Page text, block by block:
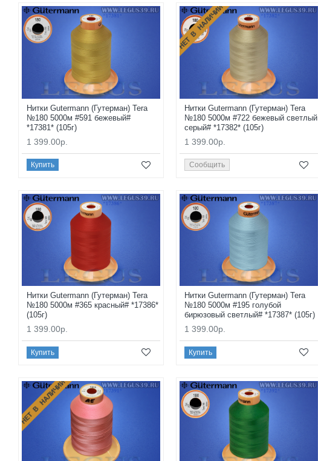
Нитки Gutermann (Гутерман) Tera
№180 5000м #591 бежевый#
*17381* (105г)
1 399.00р.
Купить
НЕТ В НАЛИЧИИ
Нитки Gutermann (Гутерман) Tera
№180 5000м #722 бежевый светлый
серый# *17382* (105г)
1 399.00р.
Сообщить
Нитки Gutermann (Гутерман) Tera
№180 5000м #365 красный# *17386*
(105г)
1 399.00р.
Купить
Нитки Gutermann (Гутерман) Tera
№180 5000м #195 голубой
бирюзовый светлый# *17387* (105г)
1 399.00р.
Купить
НЕТ В НАЛИЧИИ